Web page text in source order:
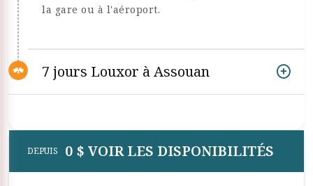
la gare ou à l'aéroport.
7 jours Louxor à Assouan
DEPUIS 0 $ VOIR LES DISPONIBILITÉS